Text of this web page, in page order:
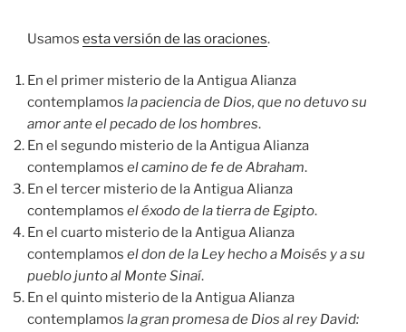
Usamos esta versión de las oraciones.
En el primer misterio de la Antigua Alianza
contemplamos la paciencia de Dios, que no detuvo su
amor ante el pecado de los hombres.
En el segundo misterio de la Antigua Alianza
contemplamos el camino de fe de Abraham.
En el tercer misterio de la Antigua Alianza
contemplamos el éxodo de la tierra de Egipto.
En el cuarto misterio de la Antigua Alianza
contemplamos el don de la Ley hecho a Moisés y a su
pueblo junto al Monte Sinaí.
En el quinto misterio de la Antigua Alianza
contemplamos la gran promesa de Dios al rey David: